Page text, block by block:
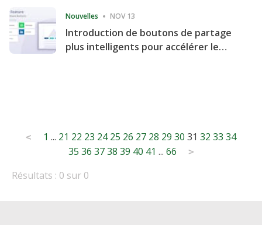
Nouvelles NOV 13
Introduction de boutons de partage
plus intelligents pour accélérer le
Posts
pagination
< 1 ... 21 22 23 24 25 26 27 28 29 30 31 32 33 34
35 36 37 38 39 40 41 ... 66 >
Résultats : 0 sur 0